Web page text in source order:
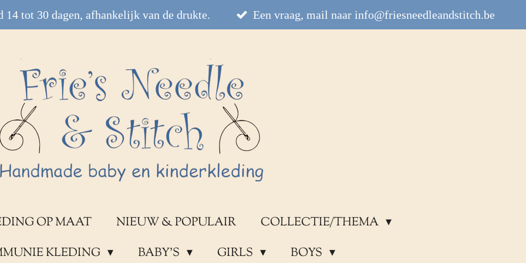
14 tot 30 dagen, afhankelijk van de drukte. Een vraag, mail naar info@friesneedleandstitch.be
OP MAAT NIEUW & POPULAIR
COLLECTIE/THEMA
KLEDING
BABY'S GIRLS
BOYS